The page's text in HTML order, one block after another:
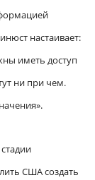
настаивает:
иметь доступ
ни при чем.
США создать